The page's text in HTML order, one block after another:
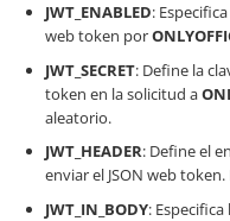
JWT_ENABLED:
web token por
JWT_SECRET: Define la
token en la solicitud a
aleatorio.
JWT_HEADER: Define el
enviar el JSON web
JWT_IN_BODY: